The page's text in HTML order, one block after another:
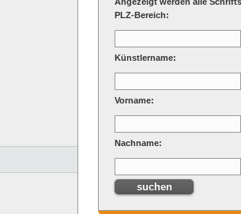
PLZ-Bereich:
Künstlername:
Vorname:
Nachname: